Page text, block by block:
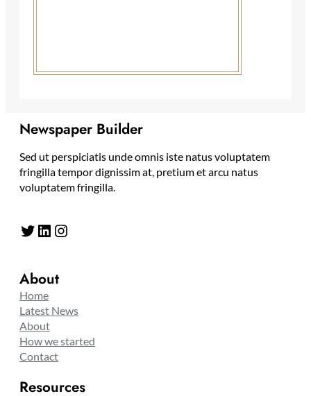
Newspaper Builder
Sed ut perspiciatis unde omnis iste natus voluptatem
fringilla tempor dignissim at, pretium et arcu natus
voluptatem fringilla.
Twitter LinkedIn Instagram
About
Home
Latest News
About
How we started
Contact
Resources